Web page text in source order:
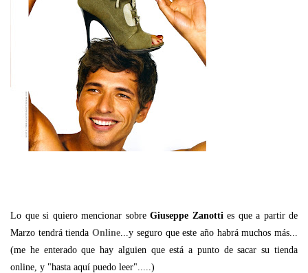
Lo que si quiero mencionar sobre Giuseppe Zanotti es que a partir de
Marzo tendrá tiendaOnline ...y seguro que este año habrá muchos más...
(me he enterado que hay alguien que está a punto de sacar su tienda
online, y "hasta aquí puedo leer".....)